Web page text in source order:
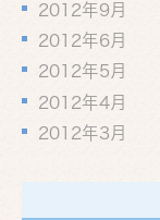
2012年9月
2012年6月
2012年5月
2012年4月
2012年3月